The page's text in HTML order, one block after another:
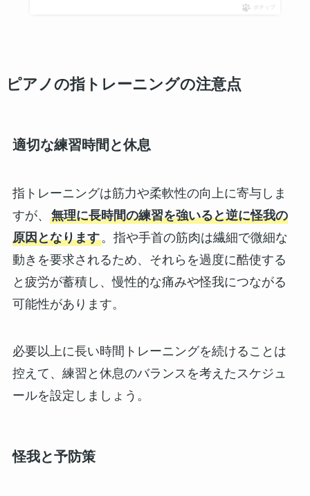
ポチップ
ピアノの指トレーニングの注意点
適切な練習時間と休息
指トレーニングは筋力や柔軟性の向上に寄与しま
すが、 無理に長時間の練習を強いると逆に怪我の
原因となります。指や手首の筋肉は繊細で微細な
動きを要求されるため、それらを過度に酷使する
と疲労が蓄積し、慢性的な痛みや怪我につながる
可能性があります。
必要以上に長い時間トレーニングを続けることは
控えて、練習と休息のバランスを考えたスケジュ
ールを設定しましょう。
怪我と予防策